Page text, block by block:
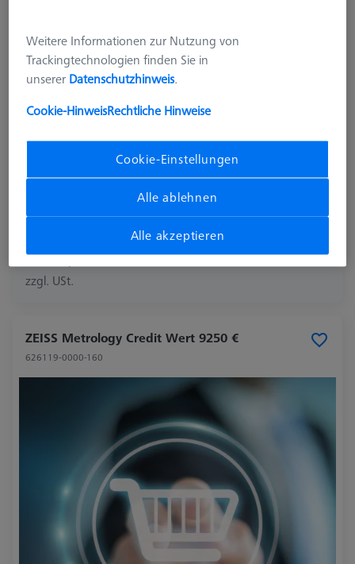
ZEISS Metrology Credit
4.417,50 €
zzgl. USt.
ZEISS Metrology Credit Wert 9250 €
626119-0000-160
Weitere Informationen zur Nutzung von
Trackingtechnologien finden Sie in
unserer Datenschutzhinweis.
Cookie-HinweisRechtliche Hinweise
Cookie-Einstellungen
Alle ablehnen
Alle akzeptieren